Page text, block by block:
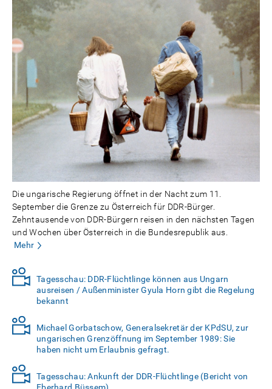
Die ungarische Regierung öffnet in der Nacht zum 11.
September die Grenze zu Österreich für DDR-Bürger.
Zehntausende von DDR-Bürgern reisen in den nächsten Tagen
und Wochen über Österreich in die Bundesrepublik aus.
Mehr
Tagesschau: DDR-Flüchtlinge können aus Ungarn
ausreisen / Außenminister Gyula Horn gibt die Regelung
bekannt
Michael Gorbatschow, Generalsekretär der KPdSU, zur
ungarischen Grenzöffnung im September 1989: Sie
haben nicht um Erlaubnis gefragt.
Tagesschau: Ankunft der DDR-Flüchtlinge (Bericht von